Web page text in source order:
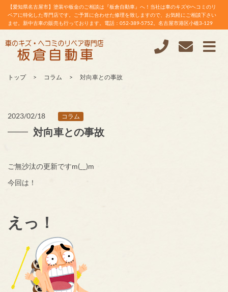
【愛知県名古屋市】塗装や板金のご相談は『板倉自動車』へ！当社は車のキズやヘコミのリ
ペアに特化した専門店です。ご予算に合わせた修理を致しますので、お気軽にご相談下さい
ませ。新中古車の販売も行っております。電話：052-389-5752。名古屋市港区小碓3-129
トップ コラム 対向車との事故
2023/02/18 コラム
対向車との事故
ご無沙汰の更新ですm(__)m
今回は！
えっ！